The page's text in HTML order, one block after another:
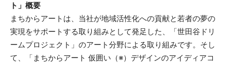
ト」概要
まちからアートは、当社が地域活性化への貢献と若者の夢の
実現をサポートする取り組みとして発足した、「世田谷ドリ
ームプロジェクト」のアート分野による取り組みです。そし
て、「まちからアート 仮囲い（※）デザインのアイディアコ